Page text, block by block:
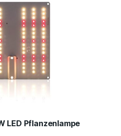
LED Pflanzenlampe